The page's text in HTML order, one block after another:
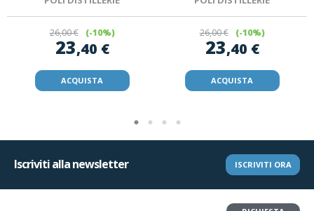
26,00 € (-10%)
23,40 €
ACQUISTA
26,00 € (-10%)
23,40 €
ACQUISTA
Iscriviti alla newsletter ISCRIVITI ORA